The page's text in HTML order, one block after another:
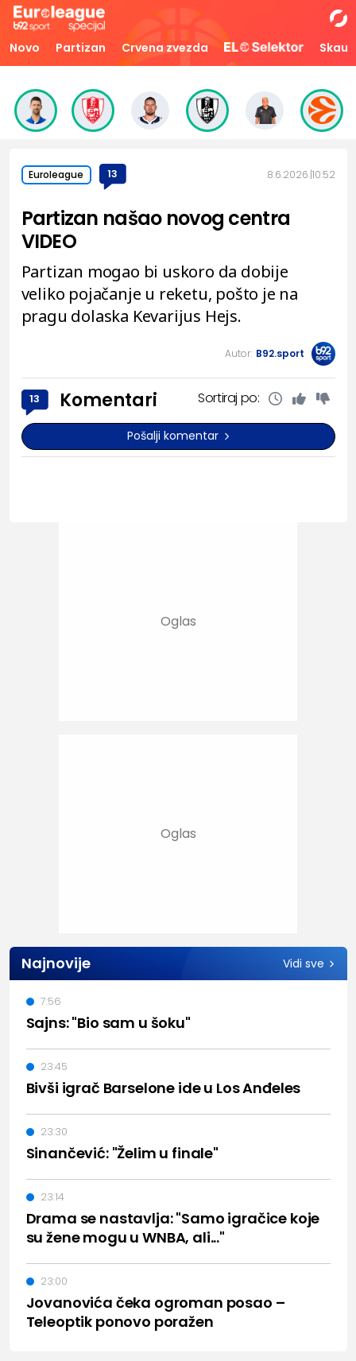
Novo Partizan Crvena zvezda Skaut
Euroleague 13 8.6.2026. 10:52
Partizan našao novog centra
VIDEO
Partizan mogao bi uskoro da dobije
veliko pojačanje u reketu, pošto je na
pragu dolaska Kevarijus Hejs.
Autor: B92.sport
13 Komentari Sortiraj po:
Pošalji komentar
Najnovije Vidi sve
Sajns: "Bio sam u šoku"
7:56
Bivši igrač Barselone ide u Los Anđeles
23:45
Sinančević: "Želim u finale"
23:30
Drama se nastavlja: "Samo igračice koje
su žene mogu u WNBA, ali..."
23:14
Jovanovića čeka ogroman posao –
Teleoptik ponovo poražen
23:00